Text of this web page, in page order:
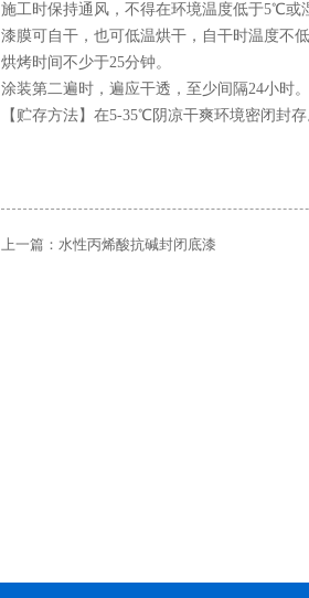
施工时保持通风，不得在环境温度低于5℃或
漆膜可自干，也可低温烘干，自干时温度不
烘烤时间不少于25分钟。
涂装第二遍时，遍应干透，至少间隔24小时。
【 贮存方法】 在5-35℃ 阴凉干爽环境密闭封
上一篇： 水性丙烯酸抗碱封闭底漆